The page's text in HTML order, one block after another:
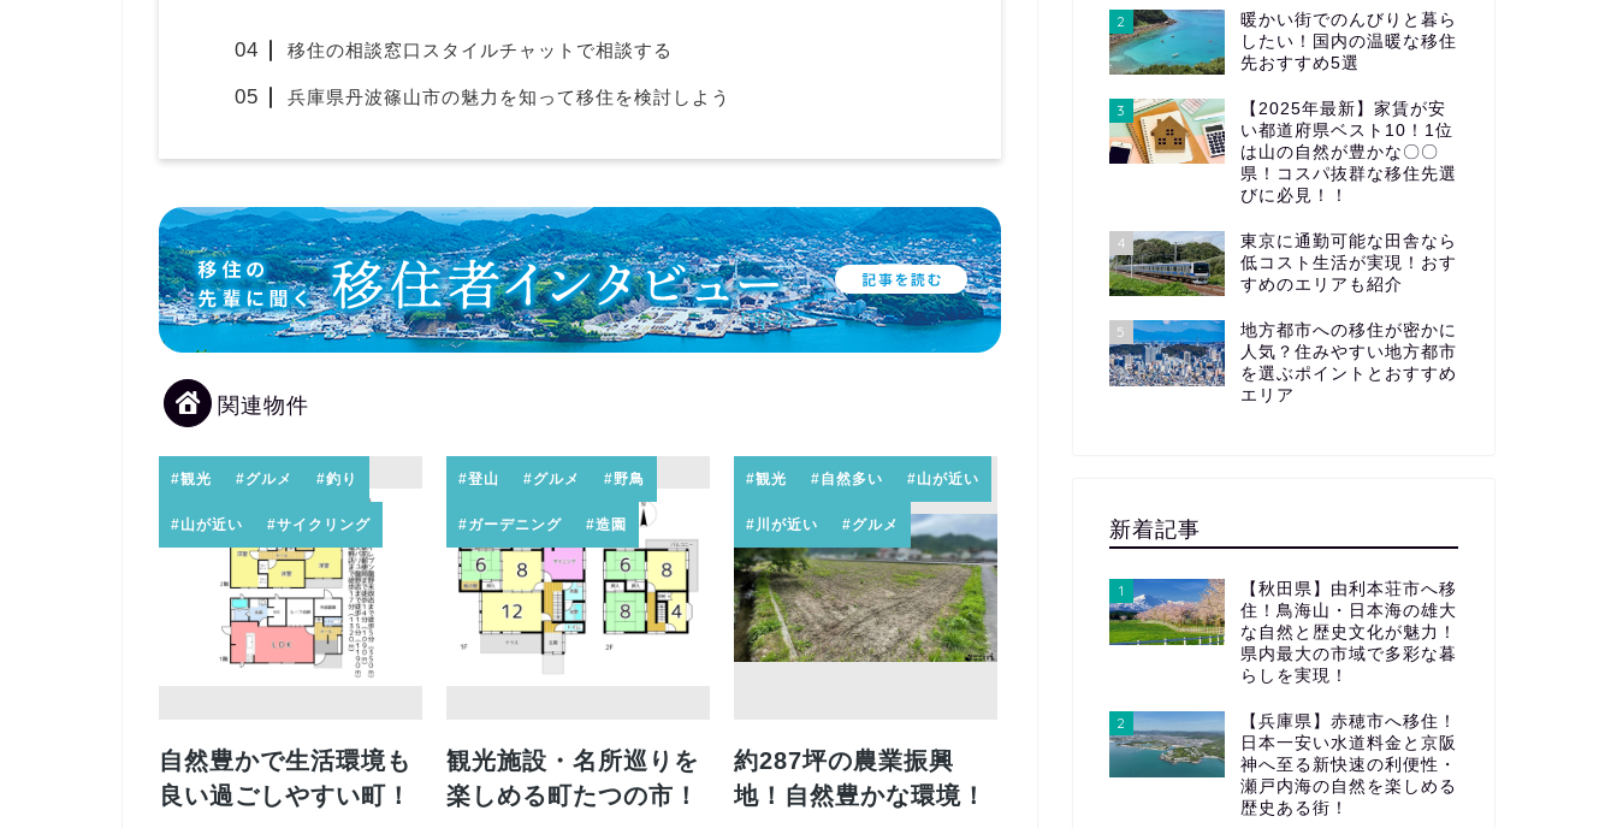
移住の相談窓口スタイルチャットで相談する
兵庫県丹波篠山市の魅力を知って移住を検討しよう
関連物件
#観光 #グルメ #釣り
#山が近い #サイクリング
自然豊かで生活環境も
良い過ごしやすい町！
#登山 #グルメ #野鳥
#ガーデニング #造園
観光施設・名所巡りを
楽しめる町たつの市！
#観光 #自然多い #山が近い
#川が近い #グルメ
約287坪の農業振興
地！自然豊かな環境！
2
暖かい街でのんびりと暮ら
したい！国内の温暖な移住
先おすすめ5選
3
【2025年最新】家賃が安
い都道府県ベスト10！1位
は山の自然が豊かな〇〇
県！コスパ抜群な移住先選
びに必見！！
4
東京に通勤可能な田舎なら
低コスト生活が実現！おす
すめのエリアも紹介
5
地方都市への移住が密かに
人気？住みやすい地方都市
を選ぶポイントとおすすめ
エリア
新着記事
1
【秋田県】由利本荘市へ移
住！鳥海山・日本海の雄大
な自然と歴史文化が魅力！
県内最大の市域で多彩な暮
らしを実現！
2
【兵庫県】赤穂市へ移住！
日本一安い水道料金と京阪
神へ至る新快速の利便性・
瀬戸内海の自然を楽しめる
歴史ある街！